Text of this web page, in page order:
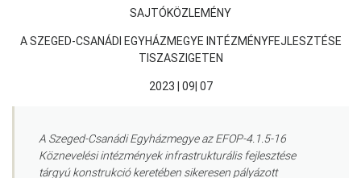
SAJTÓKÖZLEMÉNY
A SZEGED-CSANÁDI EGYHÁZMEGYE INTÉZMÉNYFEJLESZTÉSE
TISZASZIGETEN
2023 | 09| 07
A Szeged-Csanádi Egyházmegye az EFOP-4.1.5-16
Köznevelési intézmények infrastrukturális fejlesztése
tárgyú konstrukció keretében sikeresen pályázott